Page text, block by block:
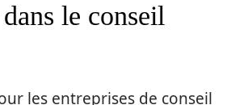
le conseil
les entreprises de conseil